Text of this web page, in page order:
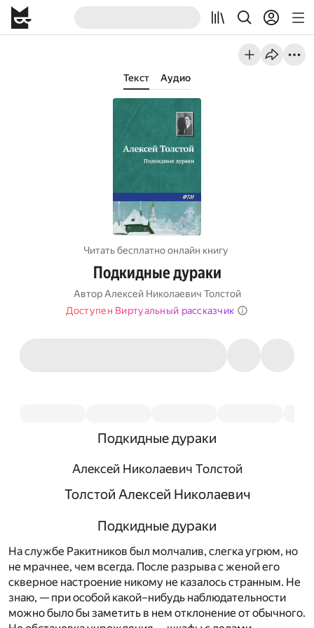
Текст Аудио
Читать бесплатно онлайн книгу
Подкидные дураки
Автор Алексей Николаевич Толстой
Доступен Виртуальный рассказчик
Подкидные дураки
Алексей Николаевич Толстой
Толстой Алексей Николаевич
Подкидные дураки
На службе Ракитников был молчалив, слегка угрюм, но
не мрачнее, чем всегда. После разрыва с женой его
скверное настроение никому не казалось странным. Не
знаю, — при особой какой–нибудь наблюдательности
можно было бы заметить в нем отклонение от обычного.